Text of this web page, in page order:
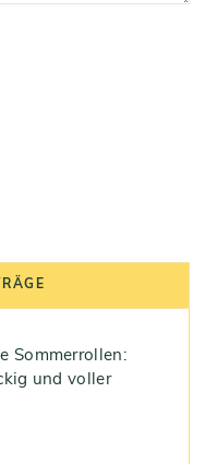
Sommerrollen:
und voller